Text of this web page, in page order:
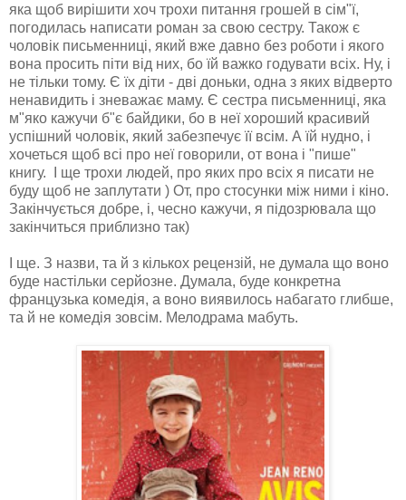
яка щоб вирішити хоч трохи питання грошей в сім"ї,
погодилась написати роман за свою сестру. Також є
чоловік письменниці, який вже давно без роботи і якого
вона просить піти від них, бо їй важко годувати всіх. Ну, і
не тільки тому. Є їх діти - дві доньки, одна з яких відверто
ненавидить і зневажає маму. Є сестра письменниці, яка
м"яко кажучи б"є байдики, бо в неї хороший красивий
успішний чоловік, який забезпечує її всім. А їй нудно, і
хочеться щоб всі про неї говорили, от вона і "пише"
книгу. І ще трохи людей, про яких про всіх я писати не
буду щоб не заплутати ) От, про стосунки між ними і кіно.
Закінчується добре, і, чесно кажучи, я підозрювала що
закінчиться приблизно так)
І ще. З назви, та й з кількох рецензій, не думала що воно
буде настільки серйозне. Думала, буде конкретна
французька комедія, а воно виявилось набагато глибше,
та й не комедія зовсім. Мелодрама мабуть.